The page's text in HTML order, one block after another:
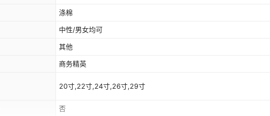
涤棉
中性/男女均可
其他
商务精英
20寸,22寸,24寸,26寸,29寸
否